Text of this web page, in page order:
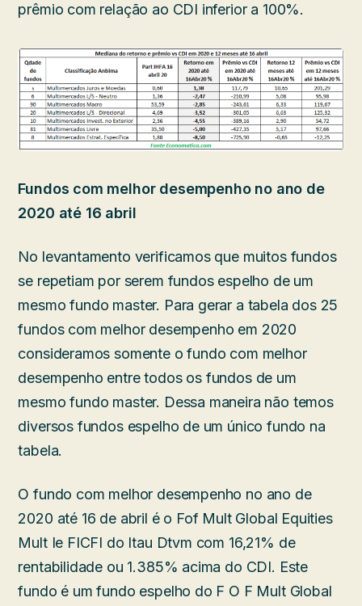
prêmio com relação ao CDI inferior a 100%.
Fundos com melhor desempenho no ano de
2020 até 16 abril
No levantamento verificamos que muitos fundos
se repetiam por serem fundos espelho de um
mesmo fundo master. Para gerar a tabela dos 25
fundos com melhor desempenho em 2020
consideramos somente o fundo com melhor
desempenho entre todos os fundos de um
mesmo fundo master. Dessa maneira não temos
diversos fundos espelho de um único fundo na
tabela.
O fundo com melhor desempenho no ano de
2020 até 16 de abril é o Fof Mult Global Equities
Mult Ie FICFI do Itau Dtvm com 16,21% de
rentabilidade ou 1.385% acima do CDI. Este
fundo é um fundo espelho do F O F Mult Global